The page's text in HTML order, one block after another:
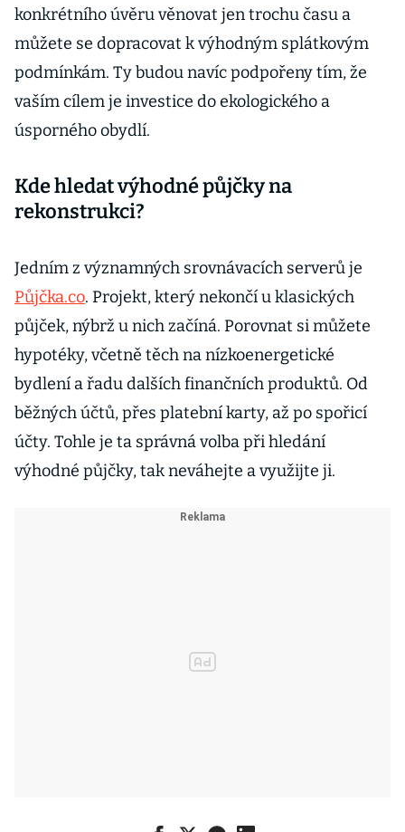
konkrétního úvěru věnovat jen trochu času a
můžete se dopracovat k výhodným splátkovým
podmínkám. Ty budou navíc podpořeny tím, že
vaším cílem je investice do ekologického a
úsporného obydlí.
Kde hledat výhodné půjčky na
rekonstrukci?
Jedním z významných srovnávacích serverů je
Půjčka.co. Projekt, který nekončí u klasických
půjček, nýbrž u nich začíná. Porovnat si můžete
hypotéky, včetně těch na nízkoenergetické
bydlení a řadu dalších finančních produktů. Od
běžných účtů, přes platební karty, až po spořicí
účty. Tohle je ta správná volba při hledání
výhodné půjčky, tak neváhejte a využijte ji.